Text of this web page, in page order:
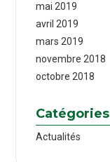
mai 2019
avril 2019
mars 2019
novembre 2018
octobre 2018
Catégories
Actualités